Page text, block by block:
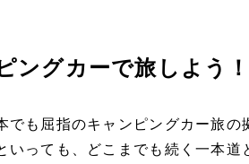
ングカーで旅しよう！
でも屈指のキャンピングカー旅
いっても、どこまでも続く一本道